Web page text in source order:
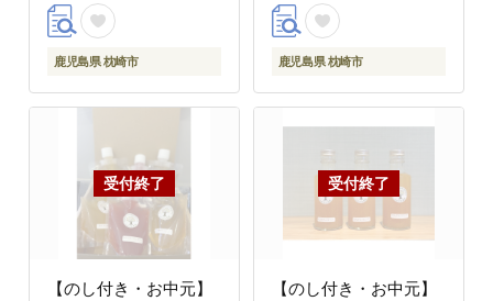
鹿児島県 枕崎市 鹿児島県 枕崎市
【のし付き・お中元】
【のし付き・お中元】